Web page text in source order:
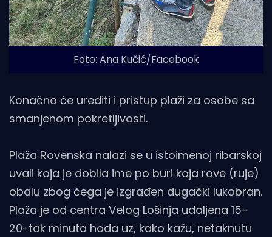
Foto: Ana Kučić/Facebook
Konačno će urediti i pristup plaži za osobe sa
smanjenom pokretljivosti.
Plaža Rovenska nalazi se u istoimenoj ribarskoj
uvali koja je dobila ime po buri koja rove (ruje)
obalu zbog čega je izgrađen dugački lukobran.
Plaža je od centra Velog Lošinja udaljena 15-
20-tak minuta hoda uz, kako kažu, netaknutu